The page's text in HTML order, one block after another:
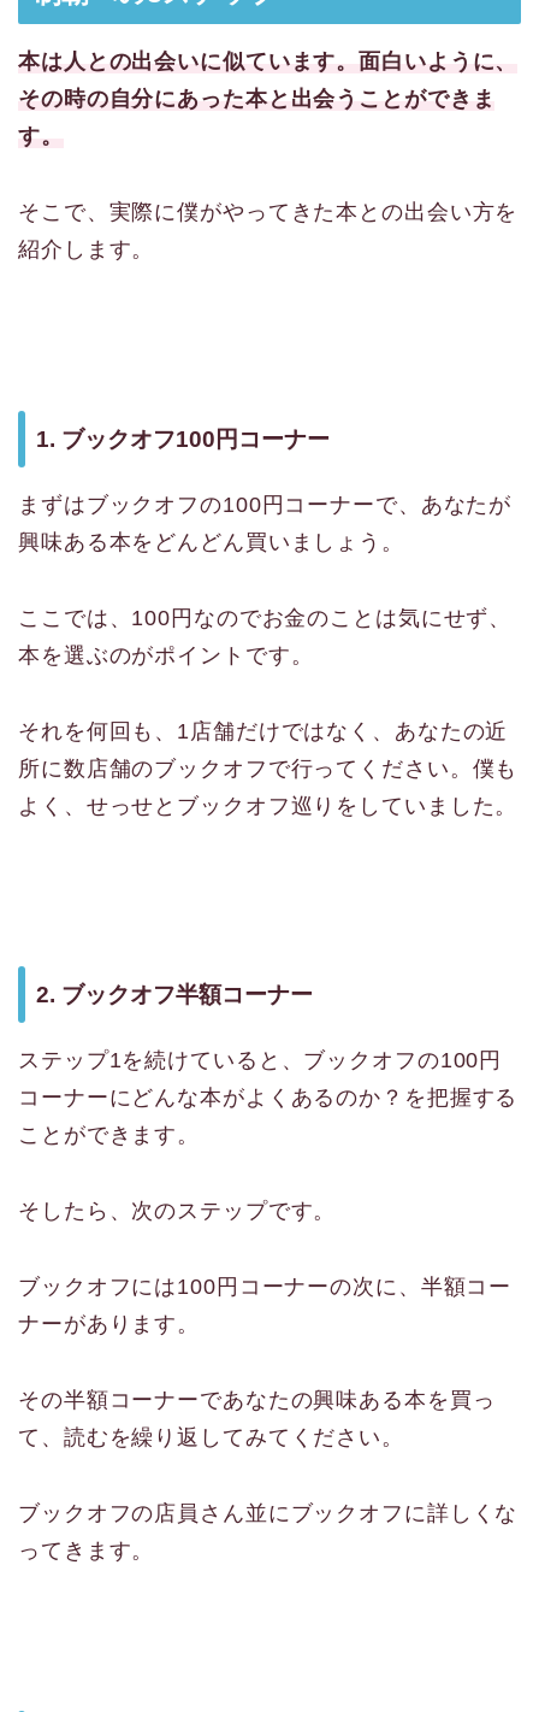
本は人との出会いに似ています。面白いように、
その時の自分にあった本と出会うことができま
す。
そこで、実際に僕がやってきた本との出会い方を
紹介します。
1. ブックオフ100円コーナー
まずはブックオフの100円コーナーで、あなたが
興味ある本をどんどん買いましょう。
ここでは、100円なのでお金のことは気にせず、
本を選ぶのがポイントです。
それを何回も、1店舗だけではなく、あなたの近
所に数店舗のブックオフで行ってください。僕も
よく、せっせとブックオフ巡りをしていました。
2. ブックオフ半額コーナー
ステップ1を続けていると、ブックオフの100円
コーナーにどんな本がよくあるのか？を把握する
ことができます。
そしたら、次のステップです。
ブックオフには100円コーナーの次に、半額コー
ナーがあります。
その半額コーナーであなたの興味ある本を買っ
て、読むを繰り返してみてください。
ブックオフの店員さん並にブックオフに詳しくな
ってきます。